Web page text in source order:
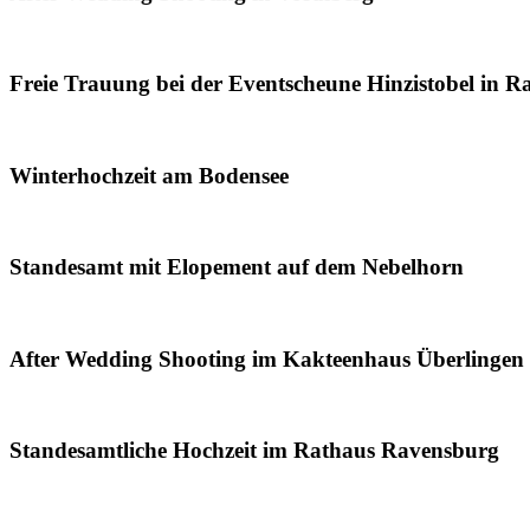
Freie Trauung bei der Eventscheune Hinzistobel in
Winterhochzeit am Bodensee
Standesamt mit Elopement auf dem Nebelhorn
After Wedding Shooting im Kakteenhaus Überlingen
Standesamtliche Hochzeit im Rathaus Ravensburg